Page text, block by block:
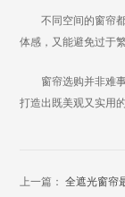
不同空间的窗帘都
体感，又能避免过于
窗帘选购并非难事
打造出既美观又实用
上一篇：全遮光窗帘